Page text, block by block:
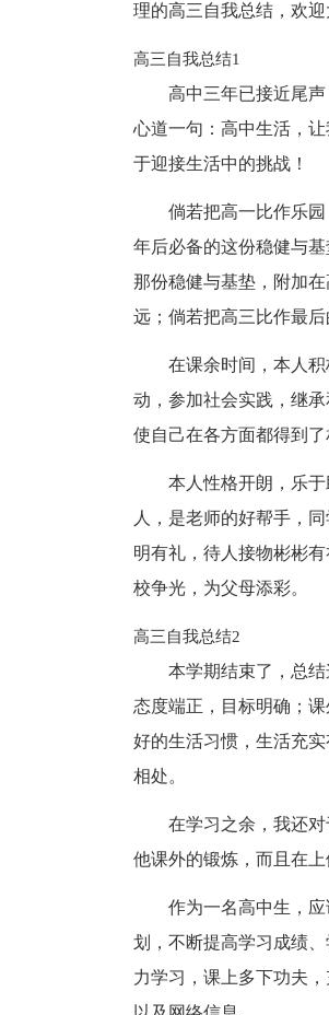
理的高三自我总结，欢迎
高三自我总结1
高中三年已接近尾
心道一句：高中生活，
于迎接生活中的挑战！
倘若把高一比作乐
年后必备的这份稳健与
那份稳健与基垫，附加
远；倘若把高三比作最
在课余时间，本人
动，参加社会实践，继
使自己在各方面都得到了
本人性格开朗，乐
人，是老师的好帮手，
明有礼，待人接物彬彬
校争光，为父母添彩。
高三自我总结2
本学期结束了，总
态度端正，目标明确；
好的生活习惯，生活充
相处。
在学习之余，我还
他课外的锻炼，而且在
作为一名高中生，
划，不断提高学习成绩
力学习，课上多下功夫